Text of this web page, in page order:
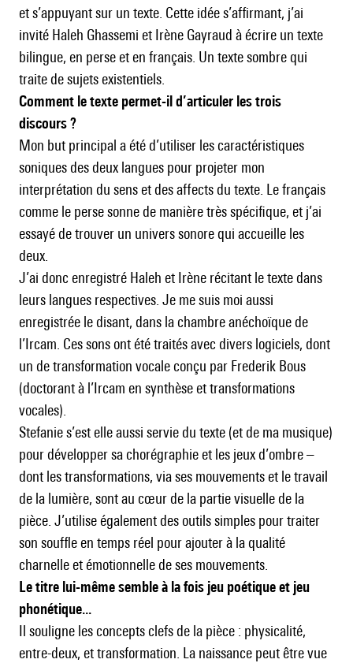
et s’appuyant sur un texte. Cette idée s’affirmant, j’ai
invité Haleh Ghassemi et Irène Gayraud à écrire un texte
bilingue, en perse et en français. Un texte sombre qui
traite de sujets existentiels.
Comment le texte permet-il d’articuler les trois
discours ?
Mon but principal a été d’utiliser les caractéristiques
soniques des deux langues pour projeter mon
interprétation du sens et des affects du texte. Le français
comme le perse sonne de manière très spécifique, et j’ai
essayé de trouver un univers sonore qui accueille les
deux.
J’ai donc enregistré Haleh et Irène récitant le texte dans
leurs langues respectives. Je me suis moi aussi
enregistrée le disant, dans la chambre anéchoïque de
l’Ircam. Ces sons ont été traités avec divers logiciels, dont
un de transformation vocale conçu par Frederik Bous
(doctorant à l’Ircam en synthèse et transformations
vocales).
Stefanie s’est elle aussi servie du texte (et de ma musique)
pour développer sa chorégraphie et les jeux d’ombre –
dont les transformations, via ses mouvements et le travail
de la lumière, sont au cœur de la partie visuelle de la
pièce. J’utilise également des outils simples pour traiter
son souffle en temps réel pour ajouter à la qualité
charnelle et émotionnelle de ses mouvements.
Le titre lui-même semble à la fois jeu poétique et jeu
phonétique...
Il souligne les concepts clefs de la pièce : physicalité,
entre-deux, et transformation. La naissance peut être vue